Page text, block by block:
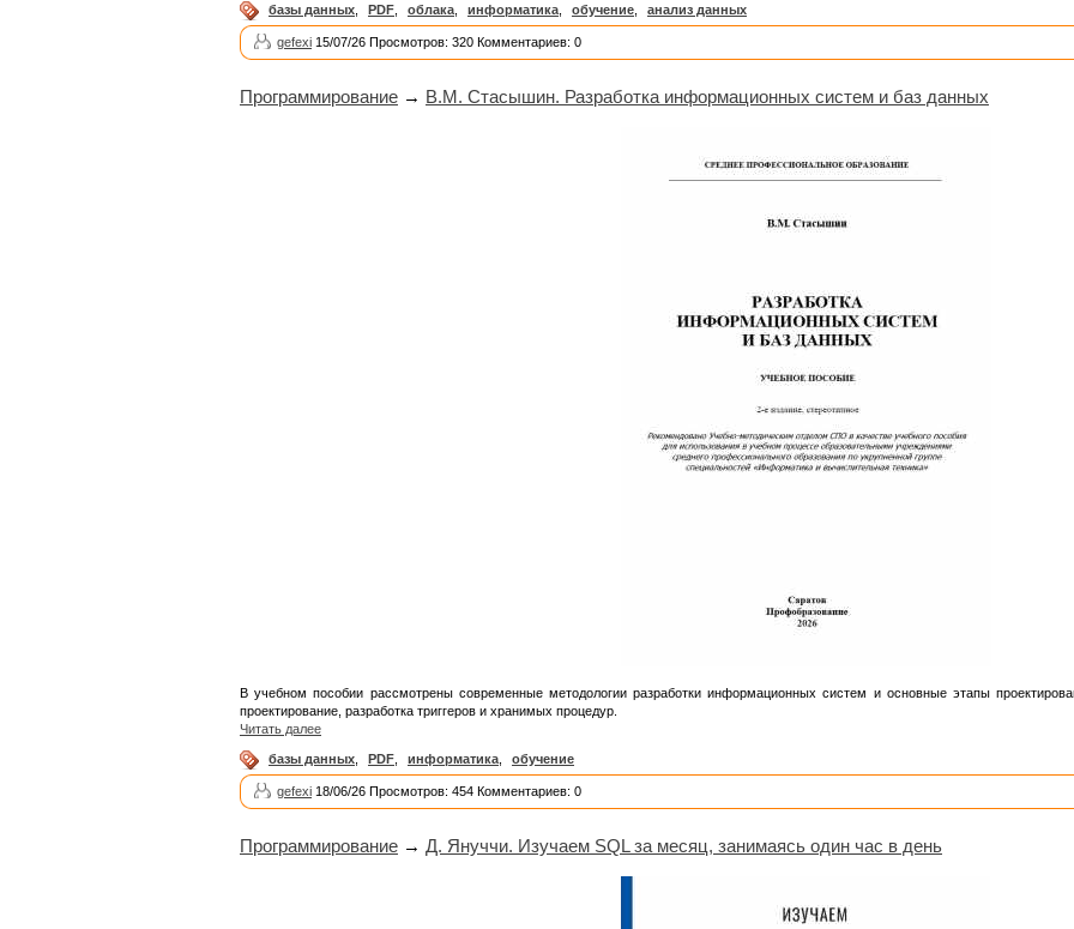
базы данных PDF облака информатика обучение анализ данных
gefexi 15/07/26 Просмотров: 320 Комментариев: 0
Программирование → В.М. Стасышин. Разработка информационных систем и баз данных
В учебном пособии рассмотрены современные методологии разработки информационных систем и основные этапы
проектирование, разработка триггеров и хранимых процедур.
Читать далее
базы данных PDF информатика обучение
gefexi 18/06/26 Просмотров: 454 Комментариев: 0
Программирование → Д. Януччи. Изучаем SQL за месяц, занимаясь один час в день